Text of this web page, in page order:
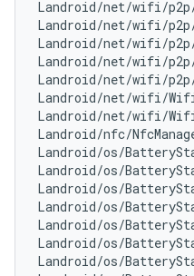
Landroid/net/wifi/
Landroid/net/wifi/
Landroid/net/wifi/
Landroid/net/wifi/
Landroid/net/wifi/
Landroid/net/wifi/
Landroid/net/wifi/
Landroid/nfc/
Landroid/os/
Landroid/os/
Landroid/os/
Landroid/os/
Landroid/os/
Landroid/os/
Landroid/os/